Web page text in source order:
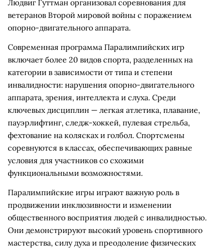
Людвиг Гуттман организовал соревнования для
ветеранов Второй мировой войны с поражением
опорно-двигательного аппарата.
Современная программа Паралимпийских игр
включает более 20 видов спорта, разделенных на
категории в зависимости от типа и степени
инвалидности: нарушения опорно-двигательного
аппарата, зрения, интеллекта и слуха. Среди
ключевых дисциплин — легкая атлетика, плавание,
пауэрлифтинг, следж-хоккей, пулевая стрельба,
фехтование на колясках и голбол. Спортсмены
соревнуются в классах, обеспечивающих равные
условия для участников со схожими
функциональными возможностями.
Паралимпийские игры играют важную роль в
продвижении инклюзивности и изменении
общественного восприятия людей с инвалидностью.
Они демонстрируют высокий уровень спортивного
мастерства, силу духа и преодоление физических